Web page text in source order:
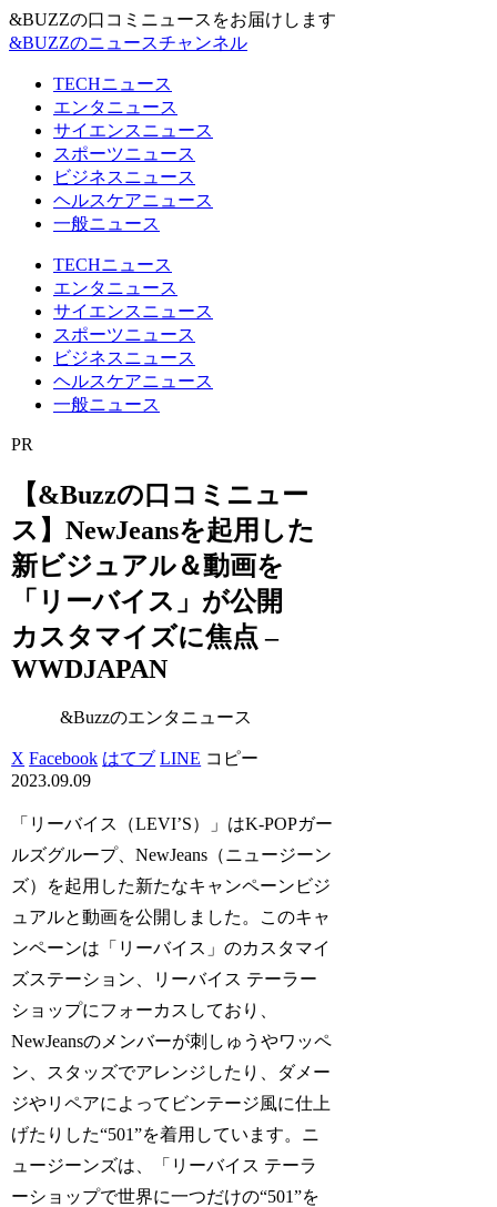
&BUZZの口コミニュースをお届けします
&BUZZのニュースチャンネル
TECHニュース
エンタニュース
サイエンスニュース
スポーツニュース
ビジネスニュース
ヘルスケアニュース
一般ニュース
TECHニュース
エンタニュース
サイエンスニュース
スポーツニュース
ビジネスニュース
ヘルスケアニュース
一般ニュース
PR
【&Buzzの口コミニュー
ス】NewJeansを起用した
新ビジュアル＆動画を
「リーバイス」が公開
カスタマイズに焦点 –
WWDJAPAN
&Buzzのエンタニュース
X Facebook はてブ LINE コピー
2023.09.09
「リーバイス（LEVI’S）」はK-POPガー
ルズグループ、NewJeans（ニュージーン
ズ）を起用した新たなキャンペーンビジ
ュアルと動画を公開しました。このキャ
ンペーンは「リーバイス」のカスタマイ
ズステーション、リーバイス テーラー
ショップにフォーカスしており、
NewJeansのメンバーが刺しゅうやワッペ
ン、スタッズでアレンジしたり、ダメー
ジやリペアによってビンテージ風に仕上
げたりした“501”を着用しています。ニ
ュージーンズは、「リーバイス テーラ
ーショップで世界に一つだけの“501”を